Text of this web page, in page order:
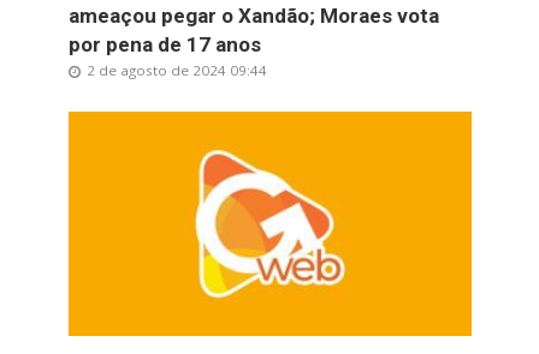
ameaçou pegar o Xandão; Moraes vota
por pena de 17 anos
2 de agosto de 2024 09:44